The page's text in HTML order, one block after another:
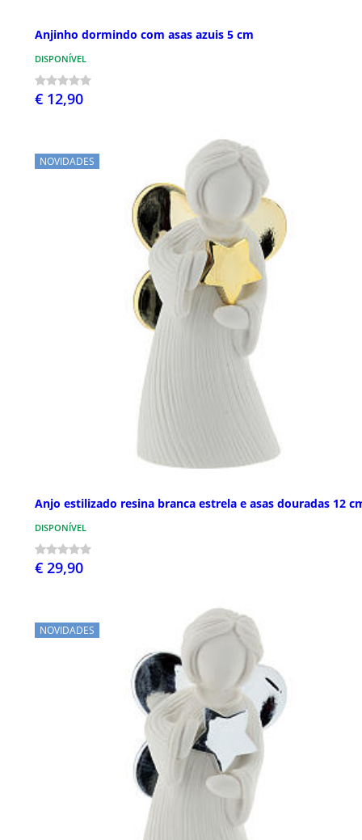
Anjinho dormindo com asas azuis 5 cm
DISPONÍVEL
€ 12,90
NOVIDADES
Anjo estilizado resina branca estrela e asas douradas 12
DISPONÍVEL
€ 29,90
NOVIDADES